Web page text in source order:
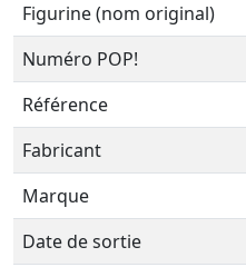
Figurine (nom original)
Numéro POP!
Référence
Fabricant
Marque
Date de sortie